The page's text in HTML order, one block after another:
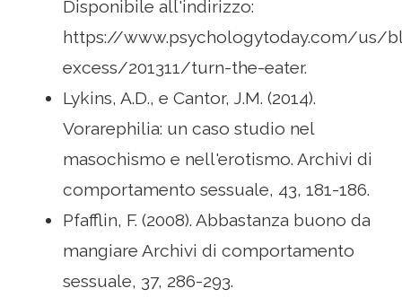
Disponibile all'indirizzo:
https://www.psychologytoday.com/us/
excess/201311/turn-the-eater.
Lykins, A.D., e Cantor, J.M. (2014).
Vorarephilia: un caso studio nel
masochismo e nell'erotismo. Archivi di
comportamento sessuale, 43, 181-186.
Pfafflin, F. (2008). Abbastanza buono da
mangiare Archivi di comportamento
sessuale, 37, 286-293.